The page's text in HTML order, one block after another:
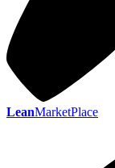
LeanMarketPlace